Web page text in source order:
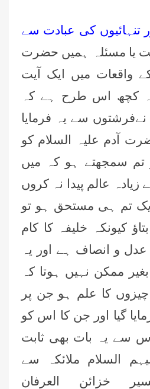
تنہائیوں کی عبادت سے
یا مسئلہ ہمیں حضرت
کے واقعات میں ایک آیت
کچھ اس طرح ہے کہ
سے یہ فرمایا
آدم علیہ السلام کو
تم سمجھتے ہو کہ میں
عالم پیدا نہ کروں
تم ہی مستحق ہو تو
کیونکہ خلیفہ کا کام
و انصاف ہے اور یہ
ممکن نہیں ہوتا کہ
چیزوں کا علم ہو جن پر
گیا اور جن کا اس کو
سے یہ بات بھی ثابت
السلام ملائکہ سے
خزائن العرفان